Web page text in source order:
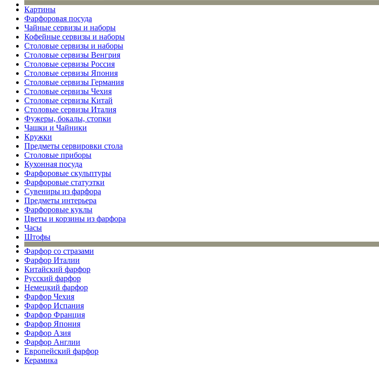
Картины
Фарфоровая посуда
Чайные сервизы и наборы
Кофейные сервизы и наборы
Столовые сервизы и наборы
Столовые сервизы Венгрия
Столовые сервизы Россия
Столовые сервизы Япония
Столовые сервизы Германия
Столовые сервизы Чехия
Столовые сервизы Китай
Столовые сервизы Италия
Фужеры, бокалы, стопки
Чашки и Чайники
Кружки
Предметы сервировки стола
Столовые приборы
Кухонная посуда
Фарфоровые скульптуры
Фарфоровые статуэтки
Сувениры из фарфора
Предметы интерьера
Фарфоровые куклы
Цветы и корзины из фарфора
Часы
Штофы
Фарфор со стразами
Фарфор Италии
Китайский фарфор
Русский фарфор
Немецкий фарфор
Фарфор Чехия
Фарфор Испания
Фарфор Франция
Фарфор Япония
Фарфор Азия
Фарфор Англии
Европейский фарфор
Керамика